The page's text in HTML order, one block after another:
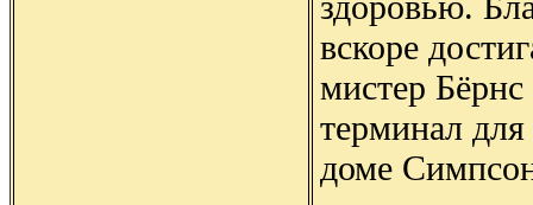
вскоре
мистер Бёрнс
терминал
доме